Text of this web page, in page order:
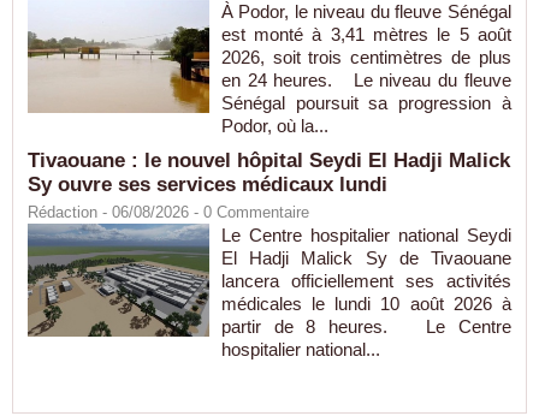
À Podor, le niveau du fleuve Sénégal
est monté à 3,41 mètres le 5 août
2026, soit trois centimètres de plus
en 24 heures. Le niveau du fleuve
Sénégal poursuit sa progression à
Podor, où la...
Tivaouane : le nouvel hôpital Seydi El Hadji Malick
Sy ouvre ses services médicaux lundi
Rédaction - 06/08/2026 - 0 Commentaire
Le Centre hospitalier national Seydi
El Hadji Malick Sy de Tivaouane
lancera officiellement ses activités
médicales le lundi 10 août 2026 à
partir de 8 heures. Le Centre
hospitalier national...